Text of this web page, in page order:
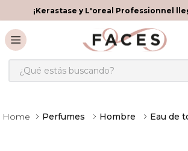
¡Kerastase y L'oreal Professionnel
¿Qué estás buscando?
Perfumes Hombre Eau de